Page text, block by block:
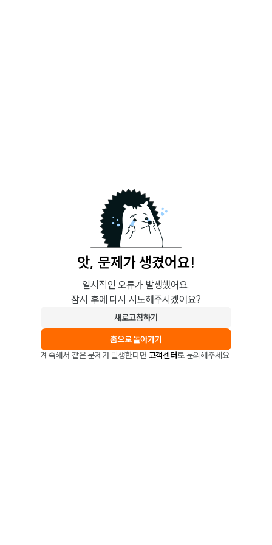
앗, 문제가 생겼어요!
일시적인 오류가 발생했어요.
잠시 후에 다시 시도해주시겠어요?
새로고침하기
홈으로 돌아가기
계속해서 같은 문제가 발생한다면 고객센터로 문의해주세요.